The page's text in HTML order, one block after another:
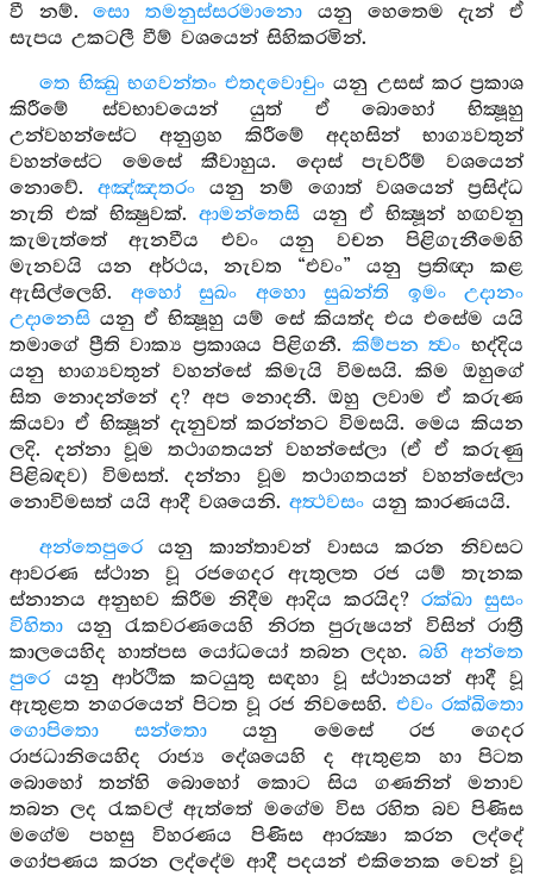
වී නම්.සො තමනුස්සරමානො යනු හෙතෙම දැන් ඒ
සැපය උකටලී වීම් වශයෙන් සිහිකරමින්.
තෙ භික්‍ඛු භගවන්තං එතදවොචුං යනු උසස් කර ප්‍රකාශ
කිරීමේ ස්වභාවයෙන් යුත් ඒ බොහෝ භික්‍ෂූහු
උන්වහන්සේට අනුග්‍රහ කිරීමේ අදහසින් භාග්‍යවතුන්
වහන්සේට මෙසේ කීවාහුය. දොස් පැවරීම් වශයෙන්
නොවේ.අඤ්ඤතරං යනු නම් ගොත් වශයෙන් ප්‍රසිද්ධ
නැති එක් භික්‍ෂුවක්.ආමන්තෙසි යනු ඒ භික්‍ෂූන් හඟවනු
කැමැත්තේ ඇනවීය එවං යනු වචන පිළිගැනීමෙහි
මැනවයි යන අර්ථය, නැවත “එවං” යනු ප්‍රතිඥා කළ
ඇසිල්ලෙහි. අහෝ සුඛං අහො සුඛන්ති ඉමං උදානං
උදානෙසි යනු ඒ භික්‍ෂූහු යම් සේ කියත්ද එය එසේම යයි
තමාගේ ප්‍රීති වාක්‍ය ප්‍රකාශය පිළිගනී. කිම්පන ත්‍වං භද්දිය
යනු භාග්‍යවතුන් වහන්සේ කිමැයි විමසයි. කිම ඔහුගේ
සිත නොදන්නේ ද? අප නොදනී. ඔහු ලවාම ඒ කරුණ
කියවා ඒ භික්‍ෂූන් දැනුවත් කරන්නට විමසයි. මෙය කියන
ලදි. දන්නා වූම තථාගතයන් වහන්සේලා (ඒ ඒ කරුණු
පිළිබඳව) විමසත්. දන්නා වූම තථාගතයන් වහන්සේලා
නොවිමසත් යයි ආදී වශයෙනි. අත්‍ථවසං යනු කාරණයයි.
අන්තෙපුරෙයනු කාන්තාවන් වාසය කරන නිවසට
ආවරණ ස්ථාන වූ රජගෙදර ඇතුලත රජ යම් තැනක
ස්නානය අනුභව කිරීම නිදීම ආදිය කරයිද? රක්ඛා සුසං
විහිතා යනු රැකවරණයෙහි නිරත පුරුෂයන් විසින් රාත්‍රී
කාලයෙහිද හාත්පස යෝධයෝ තබන ලදහ.බහි අන්තෙ
පුරෙයනු ආර්ථික කටයුතු සඳහා වූ ස්ථානයන් ආදී වූ
ඇතුළත නගරයෙන් පිටත වූ රජ නිවසෙහි. එවං රක්ඛිතො
ගොපිතො සන්තො යනු මෙසේ රජ ගෙදර
රාජධානියෙහිද රාජ්‍ය දේශයෙහි ද ඇතුළත හා පිටත
බොහෝ තන්හි බොහෝ කොට සිය ගණනින් මනාව
තබන ලද රැකවල් ඇත්තේ මගේම විස රහිත බව පිණිස
මගේම පහසු විහරණය පිණිස ආරක්‍ෂා කරන ලද්දේ
ගෝපණය කරන ලද්දේම ආදී පදයන් එකිනෙක වෙන් වූ